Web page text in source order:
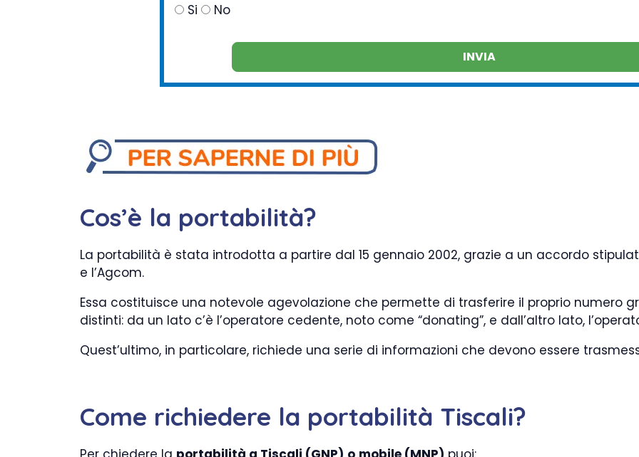
Si
No
INVIA
Cos’è la portabilità?
La portabilità è stata introdotta a partire dal 15 gennaio 2002, grazie a un accordo
e l’Agcom.
Essa costituisce una notevole agevolazione che permette di trasferire il proprio numero
distinti: da un lato c’è l’operatore cedente, noto come “donating”, e dall’altro lato,
Quest’ultimo, in particolare, richiede una serie di informazioni che devono essere
Come richiedere la portabilità Tiscali?